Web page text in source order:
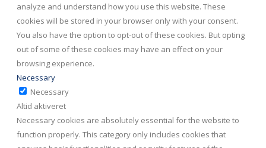
analyze and understand how you use this website. These
cookies will be stored in your browser only with your consent.
You also have the option to opt-out of these cookies. But opting
out of some of these cookies may have an effect on your
browsing experience.
Necessary
Necessary
Altid aktiveret
Necessary cookies are absolutely essential for the website to
function properly. This category only includes cookies that